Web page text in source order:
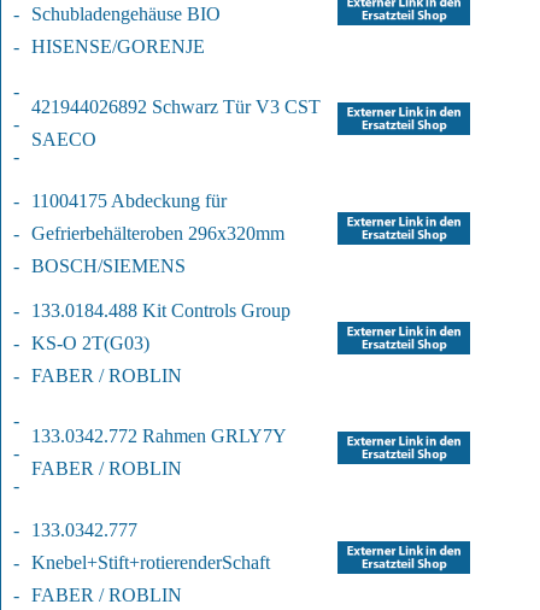
-
-
Schubladengehäuse BIO
HISENSE/GORENJE
-
-
-
421944026892 Schwarz Tür V3 CST
SAECO
-
-
-
11004175 Abdeckung für
Gefrierbehälteroben 296x320mm
BOSCH/SIEMENS
-
-
-
133.0184.488 Kit Controls Group
KS-O 2T(G03)
FABER / ROBLIN
-
-
-
133.0342.772 Rahmen GRLY7Y
FABER / ROBLIN
-
-
-
133.0342.777
Knebel+Stift+rotierenderSchaft
FABER / ROBLIN